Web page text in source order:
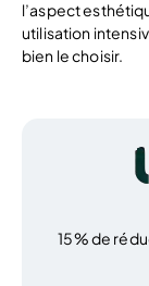
l’aspect
utilisation
bien le choisir.
15% de